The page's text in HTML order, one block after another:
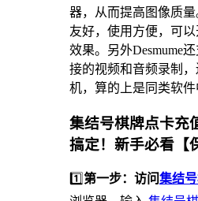
器，从而提高图像质
友好，使用方便，可
效果。另外Desmume
接的视频和音频录制
机，算的上是同类软件
集结号棋牌点卡充
搞定！新手必看【
1️⃣第一步：访问集结